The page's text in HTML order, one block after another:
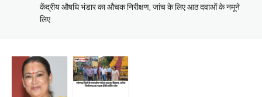
केंद्रीय औषधि भंडार का औचक निरीक्षण, जांच के लिए आठ दवाओं के नमूने
लिए